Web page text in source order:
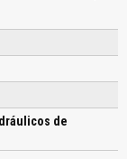
de